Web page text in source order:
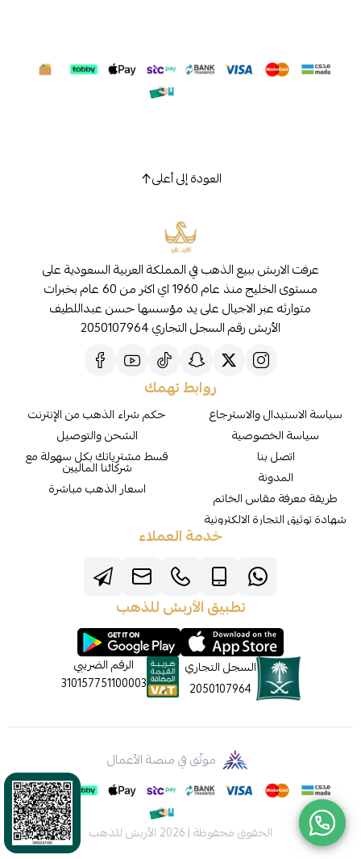
العودة إلى أعلى
عرفت الاربش ببيع الذهب في المملكة العربية السعودية على
مستوى الخليج منذ عام 1960 اي اكثر من 60 عام بخبرات
متوارثه عبر الاجيال على يد مؤسسها حسن عبداللطيف
الأربش رقم السجل التجاري 2050107964
روابط تهمك
سياسة الاستبدال والاسترجاع
سياسة الخصوصية
اتصل بنا
المدونة
طريقة معرفة مقاس الخاتم
شهادة توثيق التجارة الالكترونية
حكم شراء الذهب من الإنترنت
الشحن والتوصيل
قسط مشترياتك بكل سهولة مع
شركائنا الماليين
اسعار الذهب مباشرة
خدمة العملاء
تطبيق الأربش للذهب
السجل التجاري
2050107964
الرقم الضريبي
310157751100003
موثّق في منصة الأعمال
الحقوق محفوظة | 2026 الأربش للذهب